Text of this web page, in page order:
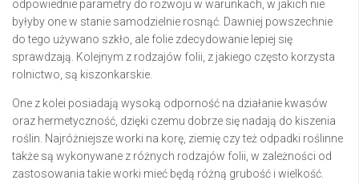
odpowiednie parametry do rozwoju w warunkach, w jakich nie
byłyby one w stanie samodzielnie rosnąć. Dawniej powszechnie
do tego używano szkło, ale folie zdecydowanie lepiej się
sprawdzają. Kolejnym z rodzajów folii, z jakiego często korzysta
rolnictwo, są kiszonkarskie.
One z kolei posiadają wysoką odporność na działanie kwasów
oraz hermetyczność, dzięki czemu dobrze się nadają do kiszenia
roślin. Najróżniejsze worki na korę, ziemię czy też odpadki roślinne
także są wykonywane z różnych rodzajów folii, w zależności od
zastosowania takie worki mieć będą różną grubość i wielkość.